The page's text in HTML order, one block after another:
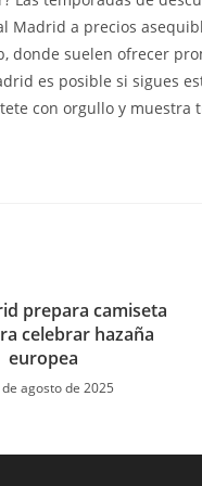
Madrid a precios
donde suelen ofrecer
es posible si sigues
con orgullo y muestra
prepara camiseta
celebrar hazaña
europea
de agosto de 2025